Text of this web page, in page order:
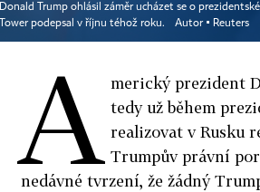
Donald Trump ohlásil záměr ucházet se o
Tower podepsal v říjnu téhož roku.
Autor ▪ Reuters
A merický prezident
tedy už během
realizovat v Rusku
Trumpův právní
nedávné tvrzení, že žádný